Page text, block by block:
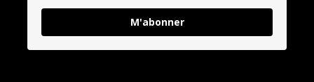
M'abonner